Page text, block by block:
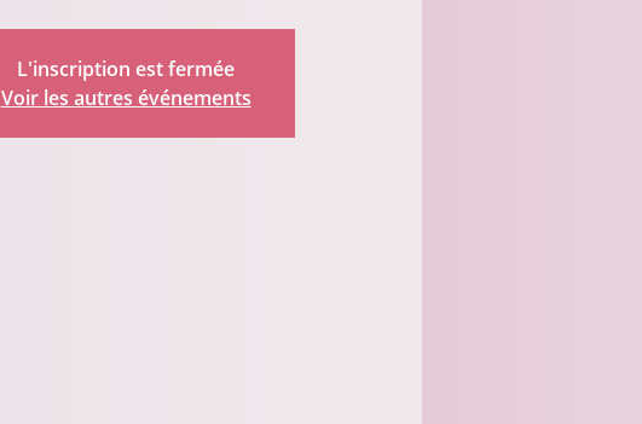
L'inscription est fermée
Voir les autres événements